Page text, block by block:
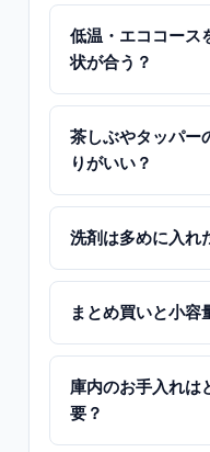
低温・エココース
状が合う？
茶しぶやタッパー
りがいい？
洗剤は多めに入れ
まとめ買いと小容
庫内のお手入れは
要？